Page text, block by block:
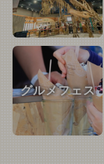
グルメフェス